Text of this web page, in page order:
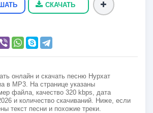
СКАЧАТЬ
онлайн и скачать песню Нурхат
в MP3. На странице указаны
файла, качество 320 kbps, дата
и количество скачиваний. Ниже, если
текст песни и похожие треки.